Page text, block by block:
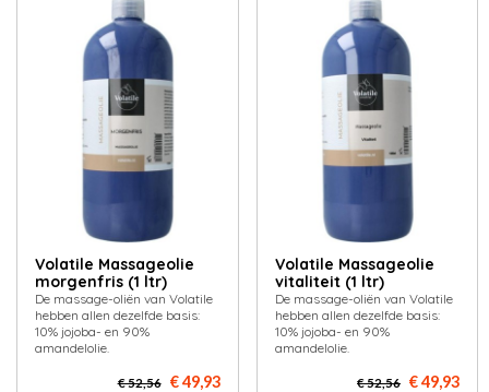
Volatile Massageolie
morgenfris (1 ltr)
De massage-oliën van Volatile
hebben allen dezelfde basis:
10% jojoba- en 90%
amandelolie.
€ 52,56 € 49,93
Volatile Massageolie
vitaliteit (1 ltr)
De massage-oliën van Volatile
hebben allen dezelfde basis:
10% jojoba- en 90%
amandelolie.
€ 52,56 € 49,93